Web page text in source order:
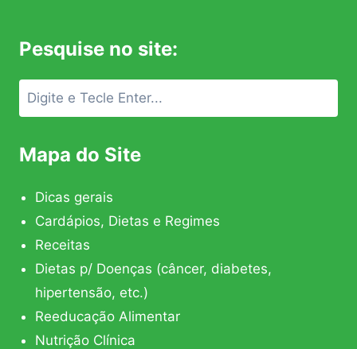
Pesquise no site:
Mapa do Site
Dicas gerais
Cardápios, Dietas e Regimes
Receitas
Dietas p/ Doenças (câncer, diabetes,
hipertensão, etc.)
Reeducação Alimentar
Nutrição Clínica